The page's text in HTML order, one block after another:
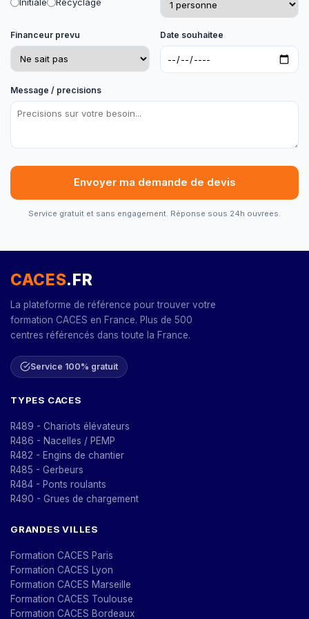
Financeur prevu Date souhaitee
Message / precisions
Envoyer ma demande de devis
Service gratuit et sans engagement. Réponse sous 24h ouvrees.
CACES.FR
La plateforme de référence pour trouver votre
formation CACES en France. Plus de 500
centres référencés dans toute la France.
Service 100% gratuit
TYPES CACES
R489 - Chariots élévateurs
R486 - Nacelles / PEMP
R482 - Engins de chantier
R485 - Gerbeurs
R484 - Ponts roulants
R490 - Grues de chargement
GRANDES VILLES
Formation CACES Paris
Formation CACES Lyon
Formation CACES Marseille
Formation CACES Toulouse
Formation CACES Bordeaux